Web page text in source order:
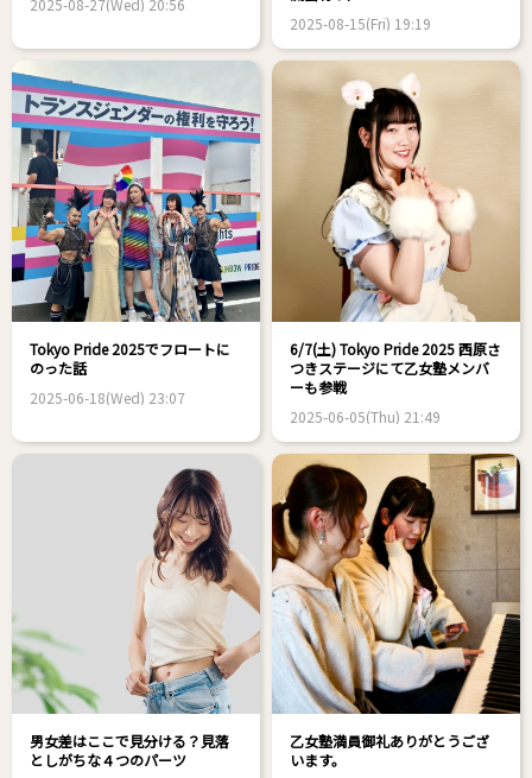
2025-08-27(Wed) 20:56
2025-08-15(Fri) 19:19
Tokyo Pride 2025でフロートに
のった話
2025-06-18(Wed) 23:07
6/7(土) Tokyo Pride 2025 西原さ
つきステージにて乙女塾メンバ
ーも参戦
2025-06-05(Thu) 21:49
男女差はここで見分ける？見落
としがちな４つのパーツ
乙女塾満員御礼ありがとうござ
います。